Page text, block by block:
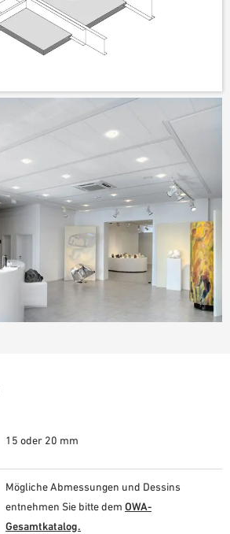
15 oder 20 mm
Mögliche Abmessungen und Dessins
entnehmen Sie bitte dem OWA-
Gesamtkatalog.